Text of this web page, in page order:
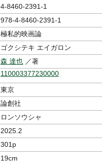
4-8460-2391-1
978-4-8460-2391-1
極私的映画論
ゴクシテキ エイガロン
森 達也 ／著
110003377230000
東京
論創社
ロンソウシャ
2025.2
301p
19cm